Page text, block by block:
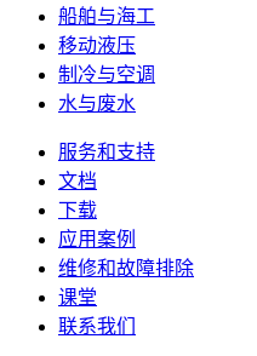
船舶与海工
移动液压
制冷与空调
水与废水
服务和支持
文档
下载
应用案例
维修和故障排除
课堂
联系我们